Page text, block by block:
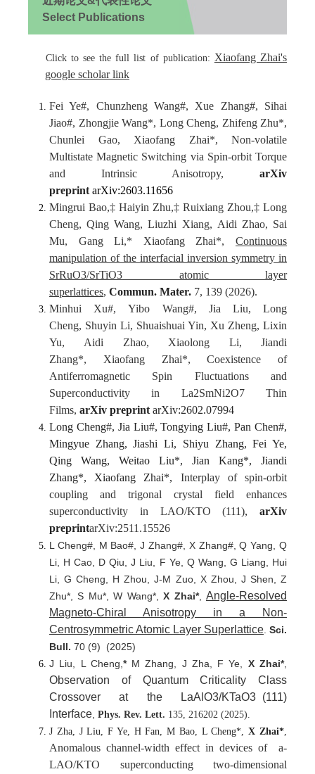
Select Publications
Click to see the full list of publication: Xiaofang Zhai's
google scholar link
Fei Ye#, Chunzheng Wang#, Xue Zhang#, Sihai
Jiao#, Zhongjie Wang*, Long Cheng, Zhifeng Zhu*,
Chunlei Gao, Xiaofang Zhai*, Non-volatile
Multistate Magnetic Switching via Spin-orbit Torque
and Intrinsic Anisotropy, arXiv
preprint arXiv:2603.11656
Mingrui Bao,‡ Haiyin Zhu,‡ Ruixiang Zhou,‡ Long
Cheng, Qing Wang, Liuzhi Xiang, Aidi Zhao, Sai
Mu, Gang Li,* Xiaofang Zhai*, Continuous
manipulation of the interfacial inversion symmetry in
SrRuO3/SrTiO3 atomic layer
superlattices, Commun. Mater. 7, 139 (2026).
Minhui Xu#,Yibo Wang#, Jia Liu,Long
Cheng, Shuyin Li, Shuaishuai Yin, Xu Zheng, Lixin
Yu, Aidi Zhao, Xiaolong Li,Jiandi
Zhang*, Xiaofang Zhai*,Coexistence of
Antiferromagnetic Spin Fluctuations and
Superconductivity in La2SmNi2O7 Thin
Films, arXiv preprint arXiv:2602.07994
Long Cheng#, Jia Liu#, Tongying Liu#, Pan Chen#,
Mingyue Zhang, Jiashi Li, Shiyu Zhang, Fei Ye,
Qing Wang, Weitao Liu*, Jian Kang*, Jiandi
Zhang*, Xiaofang Zhai*, Interplay of spin-orbit
coupling and trigonal crystal field enhances
superconductivity in LAO/KTO (111), arXiv
preprintarXiv:2511.15526
L Cheng#, M Bao#, J Zhang#, X Zhang#, Q Yang, Q
Li, H Cao, D Qiu, J Liu, F Ye, Q Wang, G Liang, Hui
Li, G Cheng, H Zhou, J-M Zuo, X Zhou, J Shen, Z
Zhu*, S Mu*, W Wang*,X Zhai*,Angle-Resolved
Magneto-Chiral Anisotropy in a Non-
Centrosymmetric Atomic Layer Superlattice Sci.
Bull. 70 (9) (2025)
J Liu, L Cheng, *M Zhang, J Zha, F Ye, X Zhai*,
Observation of Quantum Criticality Class
Crossover at the LaAlO3/KTaO3 (111)
Interface Phys. Rev. Lett. 135, 216202 (2025).
J Zha, J Liu, F Ye, H Fan, M Bao, L Cheng*,X Zhai*
Anomalous channel-width effect in devices of a-
LAO/KTO superconducting two-dimensional